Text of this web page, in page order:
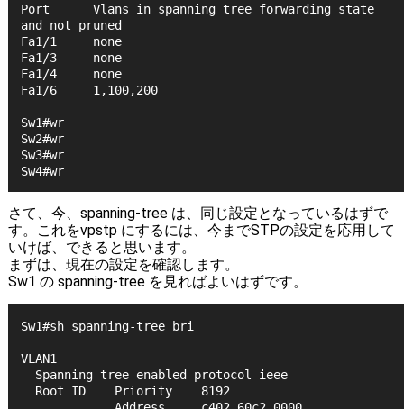
Port      Vlans in spanning tree forwarding state
and not pruned
Fa1/1     none
Fa1/3     none
Fa1/4     none
Fa1/6     1,100,200
Sw1#wr
Sw2#wr
Sw3#wr
Sw4#wr
さて、今、spanning-tree は、同じ設定となっているはずで
す。これをvpstp にするには、今までSTPの設定を応用して
いけば、できると思います。
まずは、現在の設定を確認します。
Sw1 の spanning-tree を見ればよいはずです。
Sw1#sh spanning-tree bri
VLAN1
Spanning tree enabled protocol ieee
Root ID    Priority    8192